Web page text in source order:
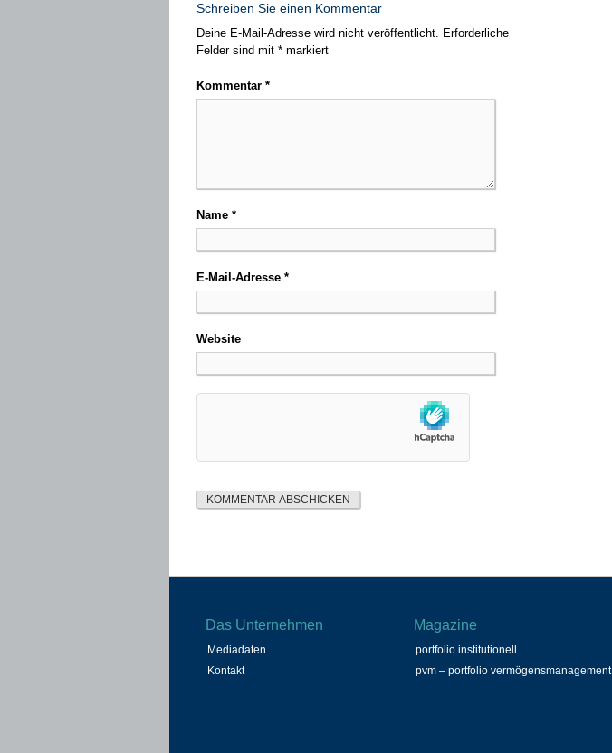
Schreiben Sie einen Kommentar
Deine E-Mail-Adresse wird nicht veröffentlicht. Erforderliche
Felder sind mit * markiert
Kommentar *
Name *
E-Mail-Adresse *
Website
Das Unternehmen
Mediadaten
Kontakt
Magazine
portfolio institutionell
pvm – portfolio vermögensmanagement